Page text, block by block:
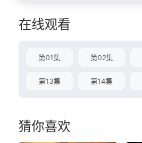
在线观看
第01集 第02集
第13集 第14集
猜你喜欢